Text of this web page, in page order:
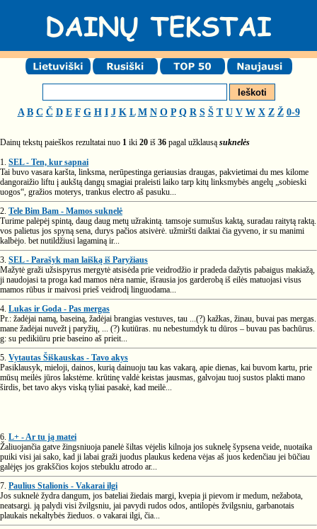
A B C Č D E F G H I J K L M N O P Q R S Š T U V W X Z Ž 0-9
Dainų tekstų paieškos rezultatai nuo 1 iki 20 iš 36 pagal užklausą suknelės
1. SEL - Ten, kur sapnai
Tai buvo vasara karšta, linksma, nerūpestinga geriausias draugas, pakvietimai du mes kilome
dangoraižio liftu į aukštą dangų smagiai praleisti laiko tarp kitų linksmybės angelų „sobieski
uogos“, gražios moterys, trankus electro aš pasuku...
2. Tele Bim Bam - Mamos suknelė
Turime palėpėj spintą, daug daug metų užrakintą. tamsoje sumušus kaktą, suradau raitytą raktą.
vos palietus jos spyną sena, durys pačios atsivėrė. užmiršti daiktai čia gyveno, ir su manimi
kalbėjo. bet nutildžiusi lagaminą ir...
3. SEL - Parašyk man laišką iš Paryžiaus
Mažytė graži užsispyrus mergytė atsisėda prie veidrodžio ir pradeda dažytis pabaigus makiažą,
ji naudojasi ta proga kad mamos nėra namie, išrausia jos garderobą iš eilės matuojasi visus
mamos rūbus ir maivosi prieš veidrodį linguodama...
4. Lukas ir Goda - Pas mergas
Pr.: žadėjai namą, baseiną, žadėjai brangias vestuves, tau ...(?) kažkas, žinau, buvai pas mergas.
mane žadėjai nuvežt į paryžių, ... (?) kutiūras. nu nebestumdyk tu dūros – buvau pas bachūrus.
g: su pedikiūru prie baseino aš prieit...
5. Vytautas Šiškauskas - Tavo akys
Pasiklausyk, mieloji, dainos, kurią dainuoju tau kas vakarą, apie dienas, kai buvom kartu, prie
mūsų meilės jūros lakstėme. krūtinę valdė keistas jausmas, galvojau tuoj sustos plakti mano
širdis, bet tavo akys viską tyliai pasakė, kad meilė...
6. L+ - Ar tu ją matei
Žaliuojančia gatve žingsniuoja panelė šiltas vėjelis kilnoja jos suknelę šypsena veide, nuotaika
puiki visi jai sako, kad ji labai graži juodus plaukus kedena vėjas aš juos kedenčiau jei būčiau
galėjęs jos grakščios kojos stebuklu atrodo ar...
7. Paulius Stalionis - Vakarai ilgi
Jos suknelė žydra dangum, jos bateliai žiedais margi, kvepia ji pievom ir medum, nežabota,
neatsargi. ją palydi visi žvilgsniu, jai pavydi rudos odos, antilopės žvilgsniu, garbanotais
plaukais nekaltybės žieduos. o vakarai ilgi, čia...